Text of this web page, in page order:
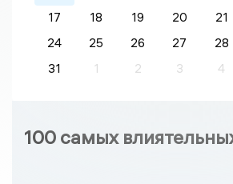
17
18 19 20 21
24
25 26 27 28
31
1 2 3 4
100 самых